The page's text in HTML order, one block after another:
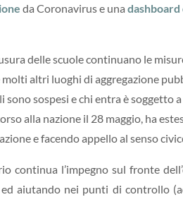
da Coronavirus e una
delle scuole continuano le
altri luoghi di aggregazione
sospesi e chi entra è soggetto
alla nazione il 28 maggio, ha
e facendo appello al senso
continua l’impegno sul fronte
aiutando nei punti di controllo